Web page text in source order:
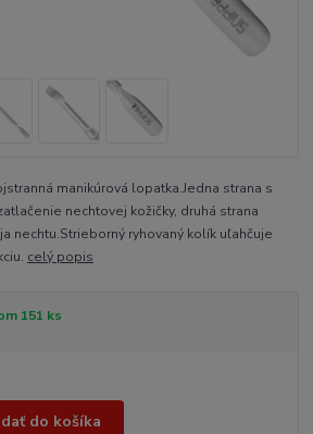
manikúrová lopatka.Jedna strana s
nechtovej kožičky, druhá strana
nechtu.Strieborný ryhovaný kolík uľahčuje
celý popis
151 ks
do košíka